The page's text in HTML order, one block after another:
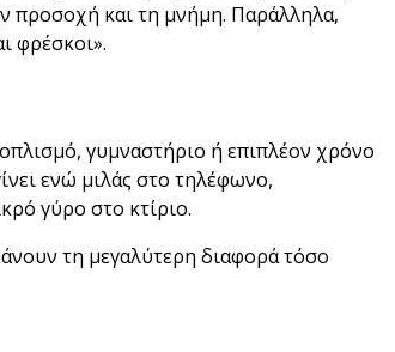
προσοχή και τη μνήμη. Παράλληλα,
φρέσκοι».
γυμναστήριο ή επιπλέον χρόνο
ενώ μιλάς στο τηλέφωνο,
γύρο στο κτίριο.
τη μεγαλύτερη διαφορά τόσο